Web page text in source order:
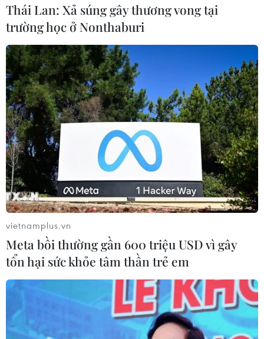
Thái Lan: Xả súng gây thương vong tại
trường học ở Nonthaburi
vietnamplus.vn
Meta bồi thường gần 600 triệu USD vì gây
tổn hại sức khỏe tâm thần trẻ em